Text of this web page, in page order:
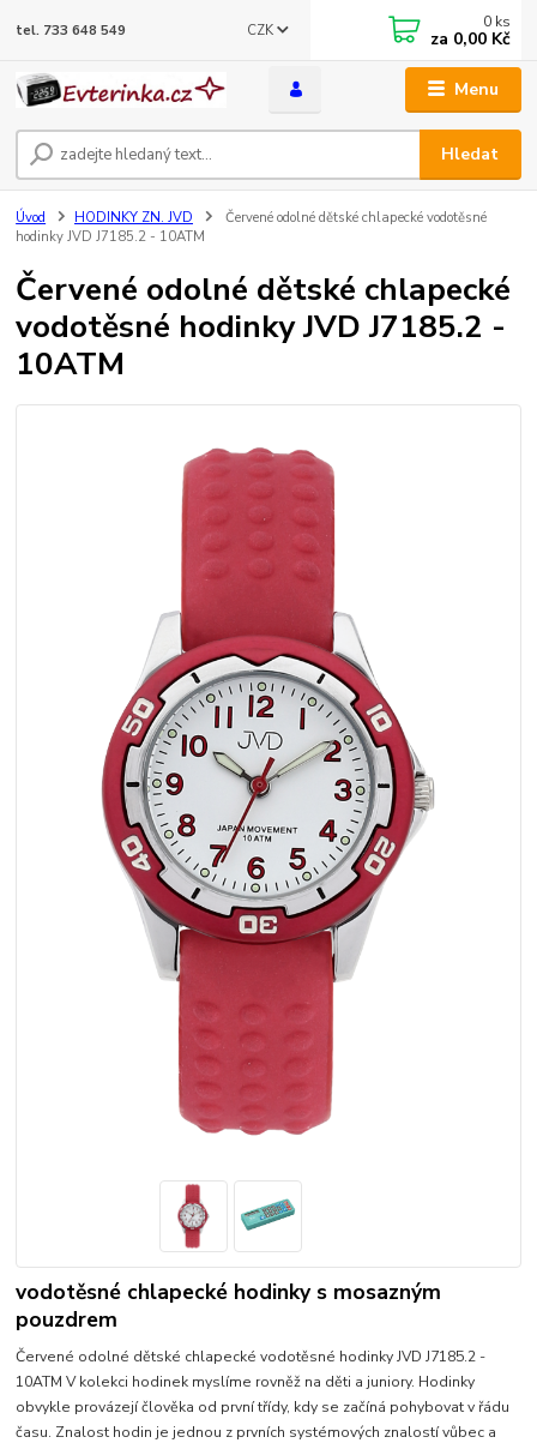
Menu
CZK
Hledat
tel. 733 648 549 0 ks
za 0,00 Kč
Úvod HODINKY ZN. JVD
Červené odolné dětské chlapecké vodotěsné
hodinky JVD J7185.2 - 10ATM
Červené odolné dětské chlapecké
vodotěsné hodinky JVD J7185.2 -
10ATM
vodotěsné chlapecké hodinky s mosazným
pouzdrem
Červené odolné dětské chlapecké vodotěsné hodinky JVD J7185.2 -
10ATM V kolekci hodinek myslíme rovněž na děti a juniory. Hodinky
obvykle provázejí člověka od první třídy, kdy se začíná pohybovat v řádu
času. Znalost hodin je jednou z prvních systémových znalostí vůbec a